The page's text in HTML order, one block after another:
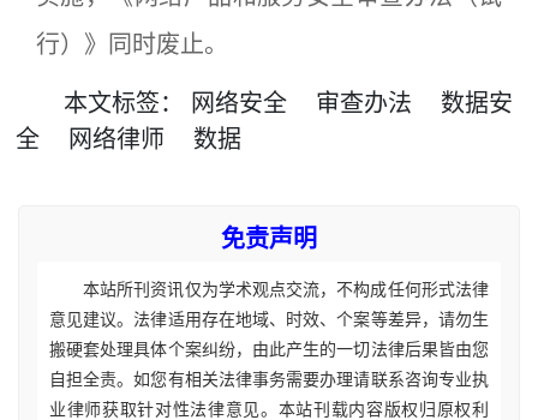
行）》同时废止。
本文标签： 网络安全 审查办法
数据安
全
网络律师 数据
免责声明
本站所刊资讯仅为学术观点交流，不构成任何形式法律
意见建议。法律适用存在地域、时效、个案等差异，请勿生
搬硬套处理具体个案纠纷，由此产生的一切法律后果皆由您
自担全责。如您有相关法律事务需要办理请联系咨询专业执
业律师获取针对性法律意见。本站刊载内容版权归原权利